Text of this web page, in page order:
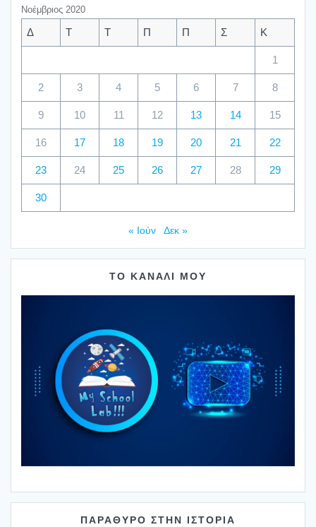
Νοέμβριος 2020
Δ Τ Τ Π Π Σ Κ
1
2 3 4 5 6 7 8
9 10 11 12 13 14 15
16 17 18 19 20 21 22
23 24 25 26 27 28 29
30
« Ιούν Δεκ »
ΤΟ ΚΑΝΑΛΙ ΜΟΥ
ΠΑΡΑΘΥΡΟ ΣΤΗΝ ΙΣΤΟΡΙΑ